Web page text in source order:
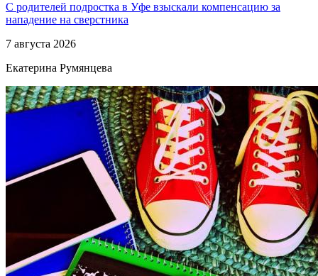
С родителей подростка в Уфе взыскали компенсацию за
нападение на сверстника
7 августа 2026
Екатерина Румянцева